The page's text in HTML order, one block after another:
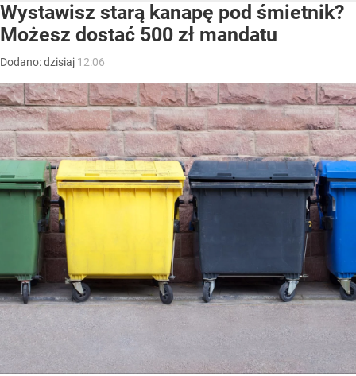
Wystawisz starą kanapę pod śmietnik?
Możesz dostać 500 zł mandatu
Dodano:dzisiaj 12:06